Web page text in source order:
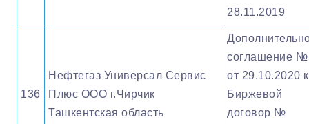
28.11.2019
136
Нефтегаз Универсал Сервис
Плюс ООО г.Чирчик
Ташкентская область
соглашение №
от 29.10.2020 к
Биржевой
договор №